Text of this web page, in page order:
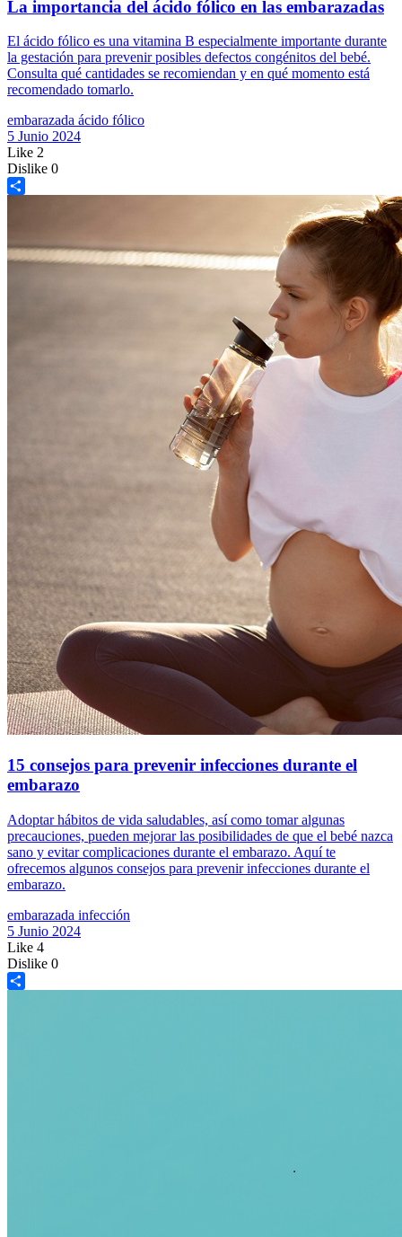
La importancia del ácido fólico en las embarazadas
El ácido fólico es una vitamina B especialmente importante durante
la gestación para prevenir posibles defectos congénitos del bebé.
Consulta qué cantidades se recomiendan y en qué momento está
recomendado tomarlo.
embarazada ácido fólico
5 Junio 2024
Like 2
Dislike 0
15 consejos para prevenir infecciones durante el
embarazo
Adoptar hábitos de vida saludables, así como tomar algunas
precauciones, pueden mejorar las posibilidades de que el bebé nazca
sano y evitar complicaciones durante el embarazo. Aquí te
ofrecemos algunos consejos para prevenir infecciones durante el
embarazo.
embarazada infección
5 Junio 2024
Like 4
Dislike 0